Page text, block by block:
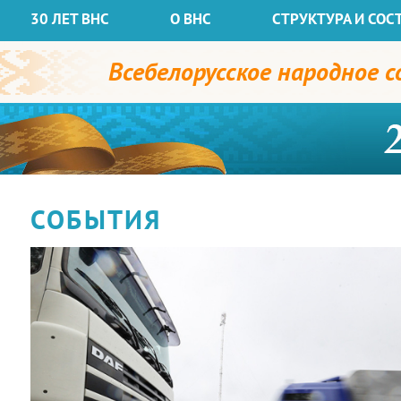
30 ЛЕТ ВНС О ВНС СТРУКТУРА И
Всебелорусское
СОБЫТИЯ